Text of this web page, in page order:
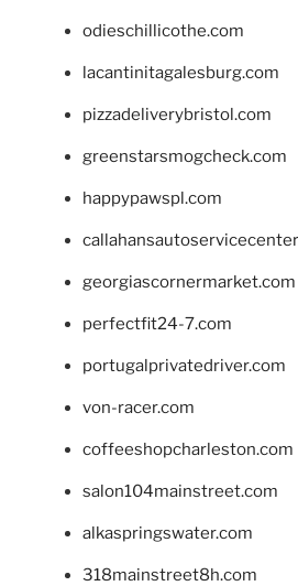
odieschillicothe.com
lacantinitagalesburg.com
pizzadeliverybristol.com
greenstarsmogcheck.com
happypawspl.com
georgiascornermarket.com
perfectfit24-7.com
portugalprivatedriver.com
von-racer.com
coffeeshopcharleston.com
salon104mainstreet.com
alkaspringswater.com
318mainstreet8h.com